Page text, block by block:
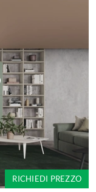
RICHIEDI PREZZO